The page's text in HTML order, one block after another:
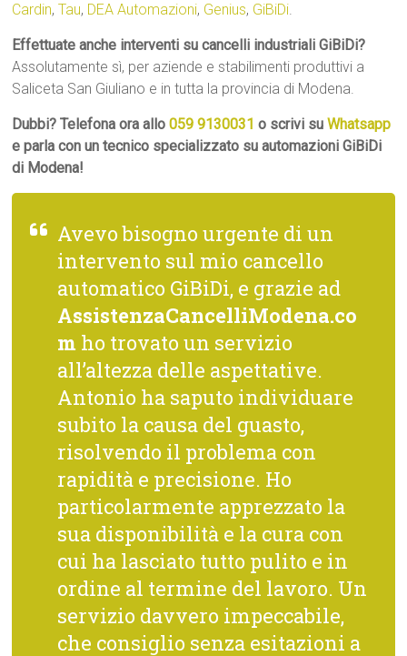
Cardin,Tau, DEA Automazioni, Genius, GiBiDi.
Effettuate anche interventi su cancelli industriali GiBiDi?
Assolutamente sì, per aziende e stabilimenti produttivi a
Saliceta San Giuliano e in tutta la provincia di Modena.
Dubbi? Telefona ora allo059 9130031 o scrivi suWhatsapp
e parla con un tecnico specializzato su automazioni GiBiDi
di Modena!
Avevo bisogno urgente di un
intervento sul mio cancello
automatico GiBiDi, e grazie ad
AssistenzaCancelliModena.co
m ho trovato un servizio
all’altezza delle aspettative.
Antonio ha saputo individuare
subito la causa del guasto,
risolvendo il problema con
rapidità e precisione. Ho
particolarmente apprezzato la
sua disponibilità e la cura con
cui ha lasciato tutto pulito e in
ordine al termine del lavoro. Un
servizio davvero impeccabile,
che consiglio senza esitazioni a